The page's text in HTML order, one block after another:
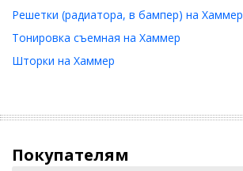
Решетки (радиатора, в бампер) на Хаммер
Тонировка съемная на Хаммер
Шторки на Хаммер
Покупателям